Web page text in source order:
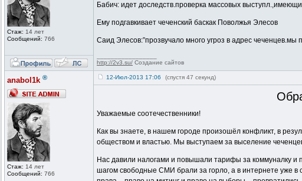
Стаж: 14 лет
Сообщений: 766
Бабич: идет доследств.проверка массовых
Ему подгавкивает чеченский баскак Поволжья Элесов
Саид Элесов:”прозвучало много угроз в адрес
http://2v3.su/ Создание сайтов
anabol1k ®
Стаж: 14 лет
Сообщений: 766
12-Июл-2013 17:06 (спустя 47 секунд)
Уважаемые соотечественники!
Как вы знаете, в нашем городе произошёл конфликт, в
обществом и властью. Мы выступаем за выселение
Нас давили налогами и повышали тарифы за коммуналку и
шагом свободные СМИ брали за горло, а в интернете уже в